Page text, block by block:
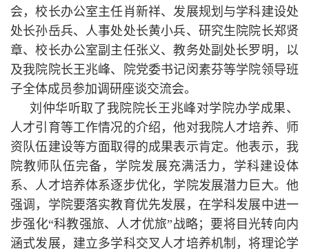
会，校长办公室主任肖新祥、发展规划与学科建设处
处长孙岳兵、人事处处长黄小兵、研究生院院长郑贤
章、校长办公室副主任张义、教务处副处长罗明，以
及我院院长王兆峰、院党委书记闵素芬等学院领导班
子全体成员参加调研座谈交流会。
刘仲华听取了我院院长王兆峰对学院办学成果、
人才引育等工作情况的介绍，他对我院人才培养、师
资队伍建设等方面取得的成果表示肯定。他表示，我
院教师队伍完备，学院发展充满活力，学科建设体
系、人才培养体系逐步优化，学院发展潜力巨大。他
强调，学院要落实教育优先发展，在学科发展中进一
步强化“科教强旅、人才优旅”战略；要将目光转向内
涵式发展，建立多学科交叉人才培养机制，将理论学